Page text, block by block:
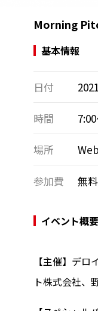
Morning
基本情報
日付
時間
場所
参加費 無料
イベント概要
【主催】デ
ト株式会社、